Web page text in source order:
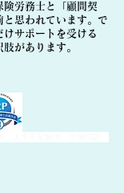
険労務士と「顧問契
思われています。で
けサポートを受ける
があります。